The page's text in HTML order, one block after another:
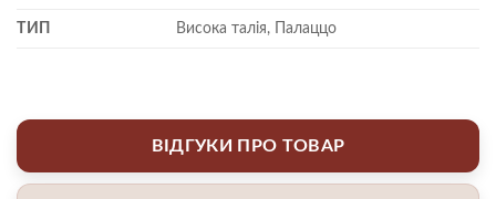
ТИП Висока талія, Палаццо
ВІДГУКИ ПРО ТОВАР